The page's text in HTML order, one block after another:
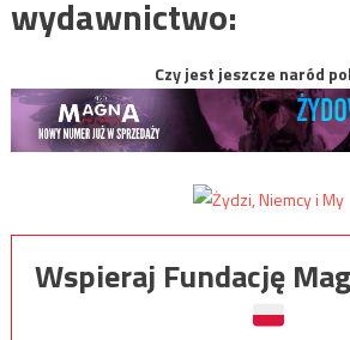
wydawnictwo:
Czy jest jeszcze naród
Wspieraj Fundację